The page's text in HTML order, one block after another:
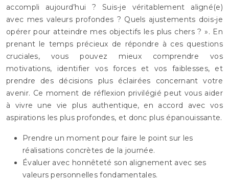
accompli aujourd’hui ? Suis-je véritablement aligné(e)
avec mes valeurs profondes ? Quels ajustements dois-je
opérer pour atteindre mes objectifs les plus chers ? ». En
prenant le temps précieux de répondre à ces questions
cruciales, vous pouvez mieux comprendre vos
motivations, identifier vos forces et vos faiblesses, et
prendre des décisions plus éclairées concernant votre
avenir. Ce moment de réflexion privilégié peut vous aider
à vivre une vie plus authentique, en accord avec vos
aspirations les plus profondes, et donc plus épanouissante.
Prendre un moment pour faire le point sur les
réalisations concrètes de la journée.
Évaluer avec honnêteté son alignement avec ses
valeurs personnelles fondamentales.